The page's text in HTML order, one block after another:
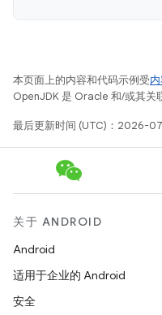
本页面上的内容和代码示例受
OpenJDK 是 Oracle 和/或其关
最后更新时间 (UTC)：2026-
关于 ANDROID
Android
适用于企业的 Android
安全